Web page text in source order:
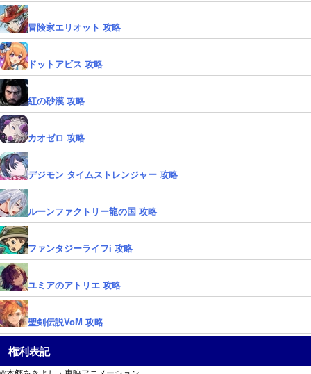
冒険家エリオット 攻略
ドットアビス 攻略
紅の砂漠 攻略
カオゼロ 攻略
デジモン タイムストレンジャー 攻略
ルーンファクトリー龍の国 攻略
ファンタジーライフi 攻略
ユミアのアトリエ 攻略
聖剣伝説VoM 攻略
権利表記